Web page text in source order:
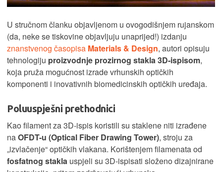
U stručnom članku objavljenom u ovogodišnjem rujanskom
(da, neke se tiskovine objavljuju unaprijed!) izdanju
znanstvenog časopisa Materials & Design, autori opisuju
tehnologiju proizvodnje prozirnog stakla 3D-ispisom,
koja pruža mogućnost izrade vrhunskih optičkih
komponenti i inovativnih biomedicinskih optičkih uređaja.
Poluuspješni prethodnici
Kao filament za 3D-ispis koristili su staklene niti izrađene
naOFDT-u (Optical Fiber Drawing Tower), stroju za
„izvlačenje“ optičkih vlakana. Korištenjem filamenata od
fosfatnog stakla uspjeli su 3D-ispisati složeno dizajnirane